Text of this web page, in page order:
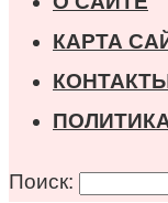
КАРТА
Поиск: